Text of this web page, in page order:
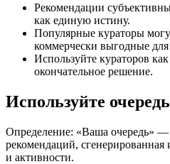
Рекомендации
как единую истину.
Популярные кураторы
коммерчески выгодные
Используйте кураторов
окончательное решение.
Используйте
Определение: «Ваша очередь» —
рекомендаций, сгенерированная
и активности.